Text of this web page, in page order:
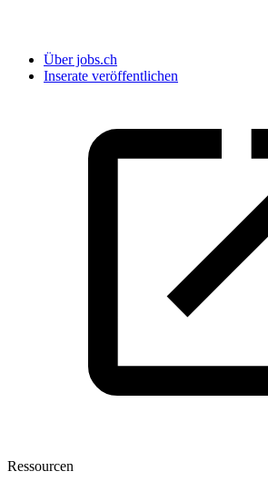
Über jobs.ch
Inserate veröffentlichen
Ressourcen